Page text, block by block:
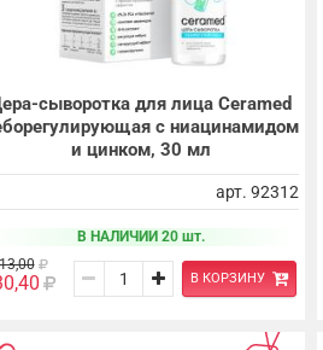
сыворотка для лица Ceramed
с ниацинамидом
и цинком, 30 мл
арт. 92312
В НАЛИЧИИ 20 шт.
В КОРЗИНУ